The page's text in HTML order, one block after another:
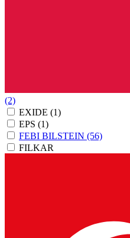
(2)
EXIDE (1)
EPS (1)
FEBI BILSTEIN (56)
FILKAR